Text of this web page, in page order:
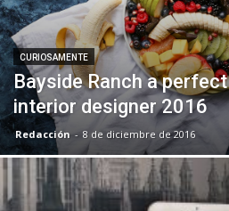
CURIOSAMENTE
Bayside Ranch a
interior designer 2016
Redacción - 8 de diciembre de 2016